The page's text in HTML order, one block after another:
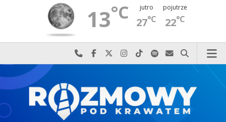
13°C jutro
27°C
pojutrze
22°C
Najlepiej po prostu do nas zadzwoń
Odwiedź nas na Facebook-u
Odwiedź nas na X
Odwiedź nas na Instagram-ie
Odwiedź nas na TikTok-u
Szukaj nas na Spotify
Wyślij do nas
Szukaj